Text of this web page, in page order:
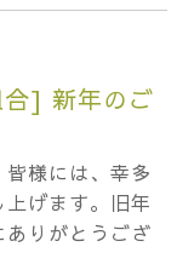
] 新年のご
様には、幸多
げます。旧年
りがとうござ